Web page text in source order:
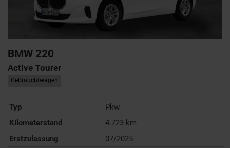
BMW 220
Active Tourer
Gebrauchtwagen
Typ
Pkw
Kilometerstand
4.723 km
Erstzulassung
07/2025